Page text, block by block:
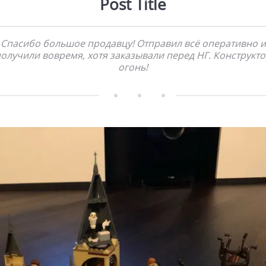
Спасибо большое продавцу! Отправил всё оперативно и
вовремя, хотя заказывали перед НГ.
огонь!